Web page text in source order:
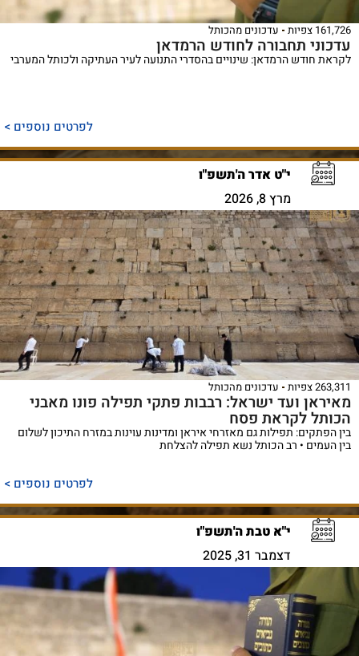
161,726 צפיות עדכונים מהכותל
עדכוני תחבורה לחודש הרמדאן
לקראת חודש הרמדאן: שינויים בהסדרי התנועה לעיר העתיקה ולכותל המערבי
לפרטים נוספים >
י"ט אדר ה'תשפ"ו
מרץ 8, 2026
263,311 צפיות עדכונים מהכותל
מאיראן ועד ישראל: רבבות פתקי תפילה פונו מאבני
הכותל לקראת פסח
בין הפתקים: תפילות גם מאזרחי איראן ומדינות עוינות במזרח התיכון לשלום
בין העמים • רב הכותל נשא תפילה להצלחת
לפרטים נוספים >
י"א טבת ה'תשפ"ו
דצמבר 31, 2025